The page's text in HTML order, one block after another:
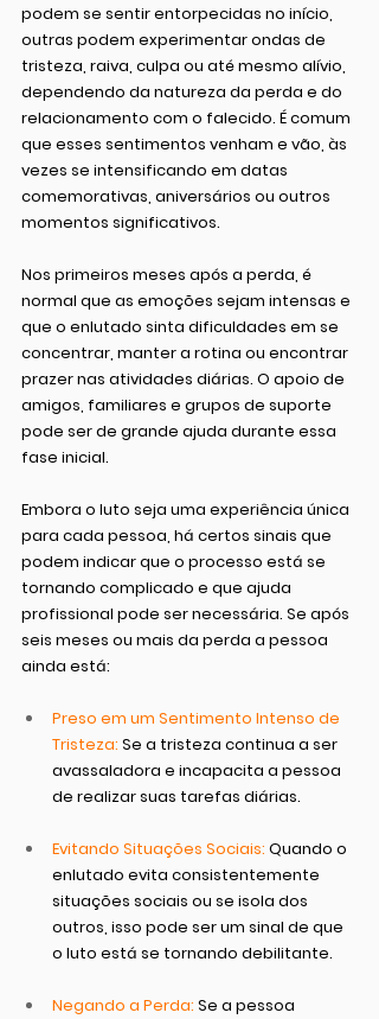
podem se sentir entorpecidas no início,
outras podem experimentar ondas de
tristeza, raiva, culpa ou até mesmo alívio,
dependendo da natureza da perda e do
relacionamento com o falecido. É comum
que esses sentimentos venham e vão, às
vezes se intensificando em datas
comemorativas, aniversários ou outros
momentos significativos.
Nos primeiros meses após a perda, é
normal que as emoções sejam intensas e
que o enlutado sinta dificuldades em se
concentrar, manter a rotina ou encontrar
prazer nas atividades diárias. O apoio de
amigos, familiares e grupos de suporte
pode ser de grande ajuda durante essa
fase inicial.
Embora o luto seja uma experiência única
para cada pessoa, há certos sinais que
podem indicar que o processo está se
tornando complicado e que ajuda
profissional pode ser necessária. Se após
seis meses ou mais da perda a pessoa
ainda está:
Preso em um Sentimento Intenso de
Tristeza: Se a tristeza continua a ser
avassaladora e incapacita a pessoa
de realizar suas tarefas diárias.
Evitando Situações Sociais: Quando o
enlutado evita consistentemente
situações sociais ou se isola dos
outros, isso pode ser um sinal de que
o luto está se tornando debilitante.
Negando a Perda: Se a pessoa